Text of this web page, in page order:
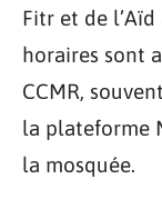
Fitr et de l’Aïd
horaires sont
CCMR,
la plateforme
la mosquée.